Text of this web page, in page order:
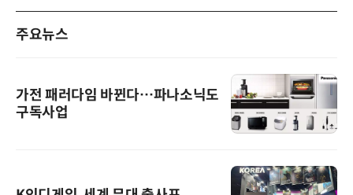
주요뉴스
가전 패러다임 바뀐다…파나소닉도
구독사업